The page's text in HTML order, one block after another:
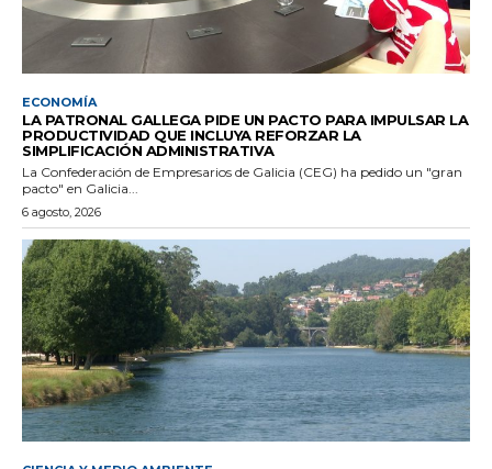
ECONOMÍA
LA PATRONAL GALLEGA PIDE UN PACTO PARA IMPULSAR LA
PRODUCTIVIDAD QUE INCLUYA REFORZAR LA
SIMPLIFICACIÓN ADMINISTRATIVA
La Confederación de Empresarios de Galicia (CEG) ha pedido un "gran
pacto" en Galicia...
6 agosto, 2026